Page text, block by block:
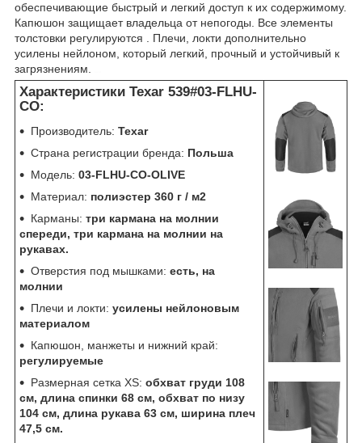
обеспечивающие быстрый и легкий доступ к их содержимому.
Капюшон защищает владельца от непогоды. Все элементы
толстовки регулируются . Плечи, локти дополнительно
усилены нейлоном, который легкий, прочный и устойчивый к
загрязнениям.
Характеристики Texar 539#03-FLHU-
CO:
Производитель: Texar
Страна регистрации бренда: Польша
Модель: 03-FLHU-CO-OLIVE
Материал: полиэстер 360 г / м2
Карманы: три кармана на молнии
спереди, три кармана на молнии на
рукавах.
Отверстия под мышками: есть, на
молнии
Плечи и локти: усилены нейлоновым
материалом
Капюшон, манжеты и нижний край:
регулируемые
Размерная сетка XS: обхват груди 108
см, длина спинки 68 см, обхват по низу
104 см, длина рукава 63 см, ширина плеч
47,5 см.